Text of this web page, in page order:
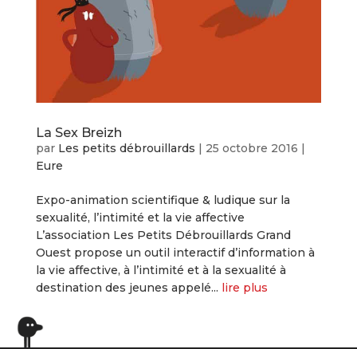
La Sex Breizh
par Les petits débrouillards 25 octobre 2016
Eure
Expo-animation scientifique & ludique sur la
sexualité, l’intimité et la vie affective
L’association Les Petits Débrouillards Grand
Ouest propose un outil interactif d’information à
la vie affective, à l’intimité et à la sexualité à
destination des jeunes appelé... lire plus